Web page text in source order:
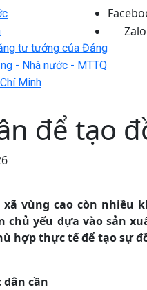
tư tưởng của Đảng
- Nhà nước - MTTQ
Minh
Zalo
để tạo
xã vùng cao còn nhiều
chủ yếu dựa vào sản
hợp thực tế để tạo sự
dân cần